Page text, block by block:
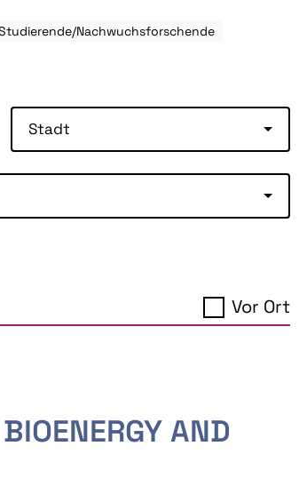
Nachwuchsforschende
Stadt
Vor Ort
AND